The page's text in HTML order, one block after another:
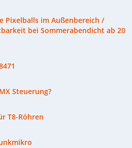
Pixelballs im Außenbereich /
bei Sommerabendicht ab 20
Steuerung?
T8-Röhren